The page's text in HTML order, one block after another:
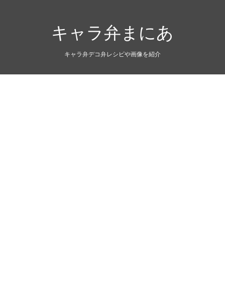
キャラ弁まにあ
キャラ弁デコ弁レシピや画像を紹介